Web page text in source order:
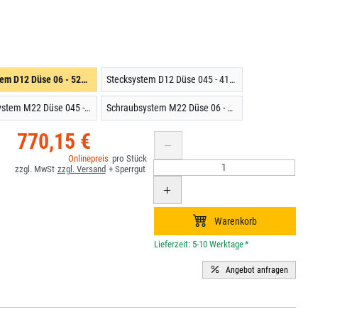
Stecksystem D12 Düse 06 - 520 mm Stecksystem D12 Düse 045 - 410 mm
Schraubsystem M22 Düse 045 - 410 mm Schraubsystem M22 Düse 06 - 520 mm
770,15 €
*